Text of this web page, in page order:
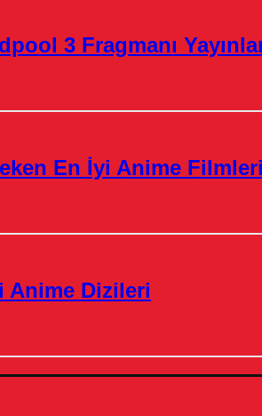
3 Fragmanı
En İyi Anime Filmleri
Anime Dizileri